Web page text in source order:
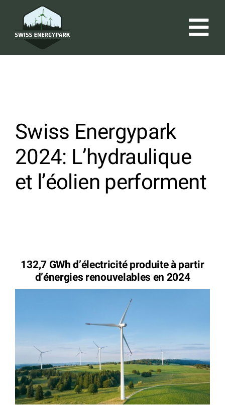
contenu
News
Media & Press Clippings
OpenData
Swiss Energypark
2024: L’hydraulique
et l’éolien performent
132,7 GWh d’électricité produite à partir
d’énergiesrenouvelables en 2024